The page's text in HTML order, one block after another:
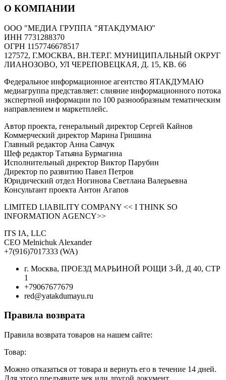
О КОМПАНИИ
ООО "МЕДИА ГРУППА "ЯТАКДУМАЮ"
ИНН 7731288370
ОГРН 1157746678517
127572, Г.МОСКВА, ВН.ТЕР.Г. МУНИЦИПАЛЬНЫЙ ОКРУГ
ЛИАНОЗОВО, УЛ ЧЕРЕПОВЕЦКАЯ, Д. 15, КВ. 66
Федеральное информационное агентство ЯТАКДУМАЮ
медиагруппа представляет: слияние информационного потока
экспертной информации по 100 разнообразным тематическим
направлением и маркетплейс.
Автор проекта, генеральный директор Сергей Кайнов
Коммерческий директор Марина Гришина
Главный редактор Анна Савчук
Шеф редактор Татьяна Бурмагина
Исполнительный директор Виктор Парубин
Директор по развитию Павел Петров
Юридический отдел Ногинова Светлана Валерьевна
Консультант проекта Антон Агапов
LIMITED LIABILITY COMPANY << I THINK SO
INFORMATION AGENCY>>
ITS IA, LLC
CEO Melnichuk Alexander
+7(916)7017333 (WA)
г. Москва, ПРОЕЗД МАРЬИНОЙ РОЩИ 3-Й, Д 40, СТР
1
+79067677679
red@yatakdumayu.ru
Правила возврата
Правила возврата товаров на нашем сайте:
Товар:
Можно отказаться от товара и вернуть его в течение 14 дней.
Для этого предъявите чек или другой документ,